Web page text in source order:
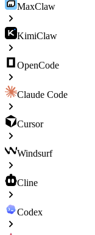
MaxClaw
KimiClaw
OpenCode
Claude Code
Cursor
Windsurf
Cline
Codex